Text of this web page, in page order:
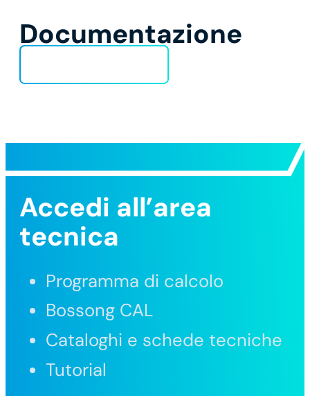
Documentazione
Accedi all’area
tecnica
Programma di calcolo
Bossong CAL
Cataloghi e schede tecniche
Tutorial